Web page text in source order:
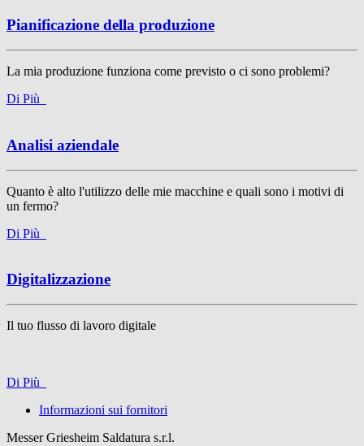
Pianificazione della produzione
La mia produzione funziona come previsto o ci sono problemi?
Di Più
Analisi aziendale
Quanto è alto l'utilizzo delle mie macchine e quali sono i motivi di
un fermo?
Di Più
Digitalizzazione
Il tuo flusso di lavoro digitale
Di Più
Informazioni sui fornitori
Messer Griesheim Saldatura s.r.l.